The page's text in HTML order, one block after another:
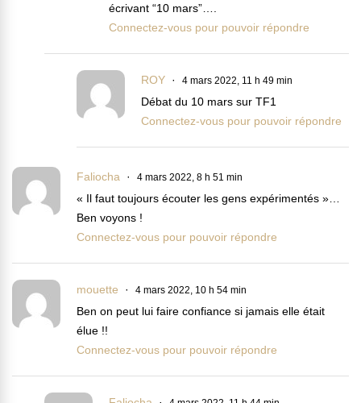
écrivant “10 mars”….
Connectez-vous pour pouvoir répondre
ROY 4 mars 2022, 11 h 49 min
Débat du 10 mars sur TF1
Connectez-vous pour pouvoir répondre
Faliocha 4 mars 2022, 8 h 51 min
« Il faut toujours écouter les gens expérimentés »…
Ben voyons !
Connectez-vous pour pouvoir répondre
mouette 4 mars 2022, 10 h 54 min
Ben on peut lui faire confiance si jamais elle était
élue !!
Connectez-vous pour pouvoir répondre